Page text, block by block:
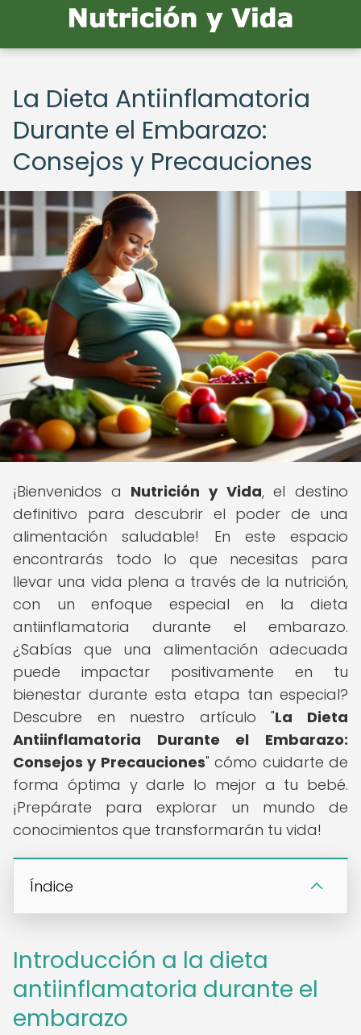
La Dieta Antiinflamatoria
Durante el Embarazo:
Consejos y Precauciones
¡Bienvenidos a Nutrición y Vida, el destino
definitivo para descubrir el poder de una
alimentación saludable! En este espacio
encontrarás todo lo que necesitas para
llevar una vida plena a través de la nutrición,
con un enfoque especial en la dieta
antiinflamatoria durante el embarazo.
¿Sabías que una alimentación adecuada
puede impactar positivamente en tu
bienestar durante esta etapa tan especial?
Descubre en nuestro artículo "La Dieta
Antiinflamatoria Durante el Embarazo:
Consejos y Precauciones" cómo cuidarte de
forma óptima y darle lo mejor a tu bebé.
¡Prepárate para explorar un mundo de
conocimientos que transformarán tu vida!
Índice
Introducción a la dieta
antiinflamatoria durante el
embarazo